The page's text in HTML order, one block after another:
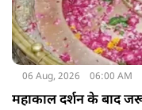
06 Aug, 2026 06:00 AM
महाकाल दर्शन के बाद